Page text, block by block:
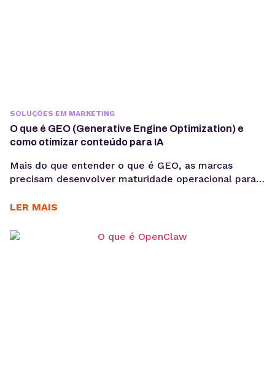
SOLUÇÕES EM MARKETING
O que é GEO (Generative Engine Optimization) e
como otimizar conteúdo para IA
Mais do que entender o que é GEO, as marcas
precisam desenvolver maturidade operacional para
intenção, consistência temática e conteúdos
sem comprometer a experiência humana. A forma
LER MAIS